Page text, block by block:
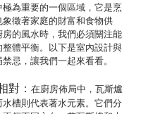
為重要的一個區域，它是烹
徵著家庭的財富和食物供
的風水時，我們必須關注能
體平衡。以下是室內設計與
忌，讓我們一起來看看。
對： 在廚房佈局中，瓦斯爐
槽則代表著水元素。它們分